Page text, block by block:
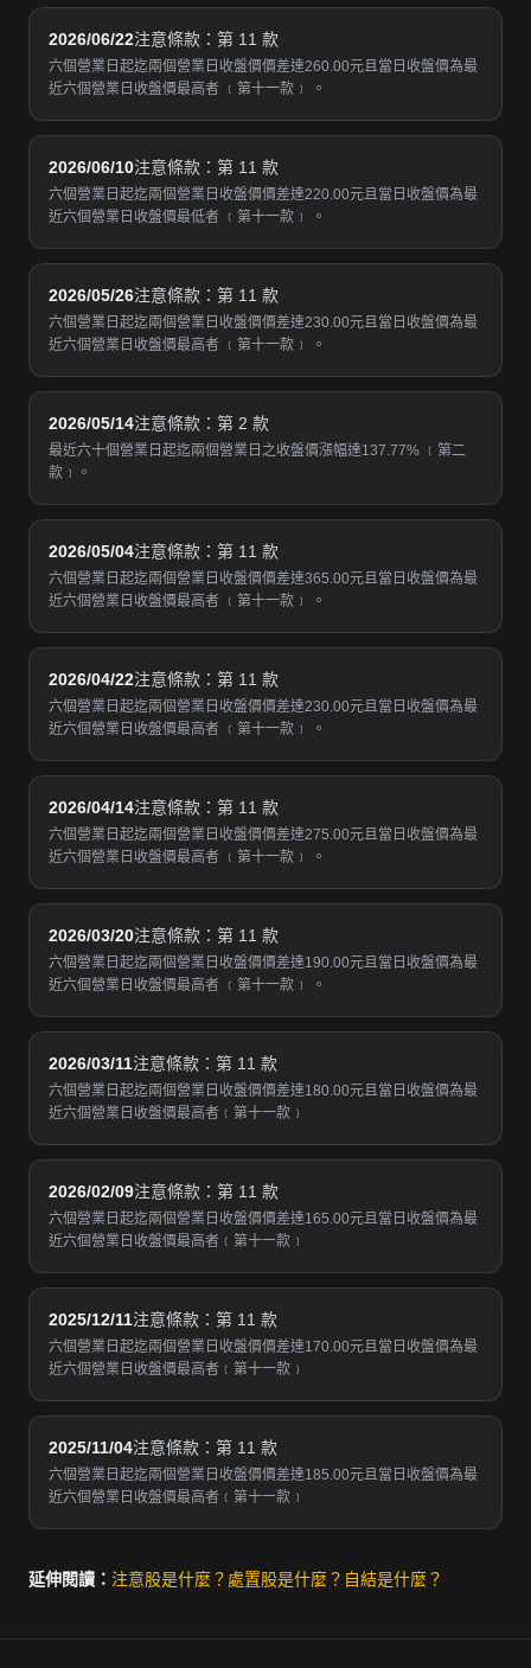
2026/06/22注意條款：第 11 款
六個營業日起迄兩個營業日收盤價價差達260.00元且當日收盤價為最
近六個營業日收盤價最高者 ﹝第十一款﹞ 。
2026/06/10注意條款：第 11 款
六個營業日起迄兩個營業日收盤價價差達220.00元且當日收盤價為最
近六個營業日收盤價最低者 ﹝第十一款﹞ 。
2026/05/26注意條款：第 11 款
六個營業日起迄兩個營業日收盤價價差達230.00元且當日收盤價為最
近六個營業日收盤價最高者 ﹝第十一款﹞ 。
2026/05/14注意條款：第 2 款
最近六十個營業日起迄兩個營業日之收盤價漲幅達137.77% ﹝第二
款﹞。
2026/05/04注意條款：第 11 款
六個營業日起迄兩個營業日收盤價價差達365.00元且當日收盤價為最
近六個營業日收盤價最高者 ﹝第十一款﹞ 。
2026/04/22注意條款：第 11 款
六個營業日起迄兩個營業日收盤價價差達230.00元且當日收盤價為最
近六個營業日收盤價最高者 ﹝第十一款﹞ 。
2026/04/14注意條款：第 11 款
六個營業日起迄兩個營業日收盤價價差達275.00元且當日收盤價為最
近六個營業日收盤價最高者 ﹝第十一款﹞ 。
2026/03/20注意條款：第 11 款
六個營業日起迄兩個營業日收盤價價差達190.00元且當日收盤價為最
近六個營業日收盤價最高者 ﹝第十一款﹞ 。
2026/03/11注意條款：第 11 款
六個營業日起迄兩個營業日收盤價價差達180.00元且當日收盤價為最
近六個營業日收盤價最高者﹝第十一款﹞
2026/02/09注意條款：第 11 款
六個營業日起迄兩個營業日收盤價價差達165.00元且當日收盤價為最
近六個營業日收盤價最高者﹝第十一款﹞
2025/12/11注意條款：第 11 款
六個營業日起迄兩個營業日收盤價價差達170.00元且當日收盤價為最
近六個營業日收盤價最高者﹝第十一款﹞
2025/11/04注意條款：第 11 款
六個營業日起迄兩個營業日收盤價價差達185.00元且當日收盤價為最
近六個營業日收盤價最高者﹝第十一款﹞
延伸閱讀： 注意股是什麼？ 處置股是什麼？ 自結是什麼？